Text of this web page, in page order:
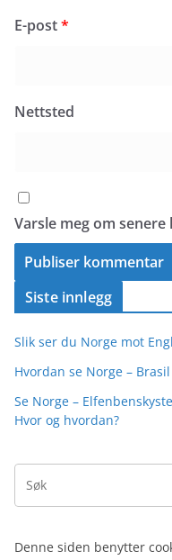
E-post*
Nettsted
Varsle meg om
Siste innlegg
Slik ser du Norge mot
Hvordan se Norge –
Se Norge –
Hvor og hvordan?
Denne siden benytter